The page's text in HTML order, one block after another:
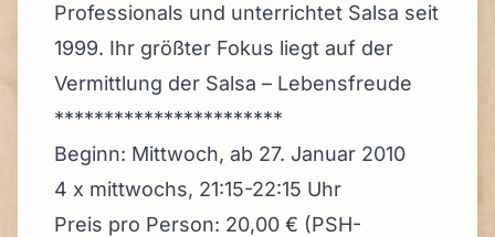
Professionals und unterrichtet Salsa seit
1999. Ihr größter Fokus liegt auf der
Vermittlung der Salsa – Lebensfreude
***********************
Beginn: Mittwoch, ab 27. Januar 2010
4 x mittwochs, 21:15-22:15 Uhr
Preis pro Person: 20,00 € (PSH-